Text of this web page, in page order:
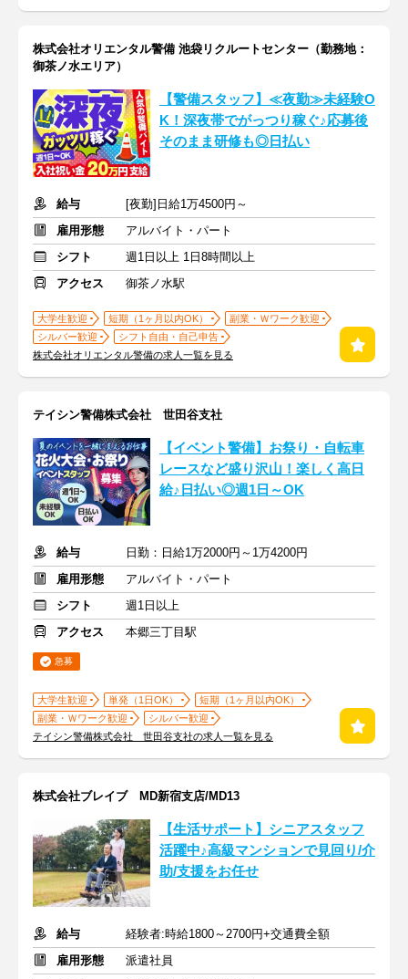
株式会社オリエンタル警備 池袋リクルートセンター（勤務地：
御茶ノ水エリア）
【警備スタッフ】≪夜勤≫未経験O
K！深夜帯でがっつり稼ぐ♪応募後
そのまま研修も◎日払い
給与
[夜勤]日給1万4500円～
雇用形態
アルバイト・パート
シフト
週1日以上 1日8時間以上
アクセス
御茶ノ水駅
大学生歓迎 短期（1ヶ月以内OK）
副業・Ｗワーク歓迎
シルバー歓迎
シフト自由・自己申告
株式会社オリエンタル警備の求人一覧を見る
テイシン警備株式会社 世田谷支社
【イベント警備】お祭り・自転車
レースなど盛り沢山！楽しく高日
給♪日払い◎週1日～OK
給与
日勤：日給1万2000円～1万4200円
雇用形態
アルバイト・パート
シフト
週1日以上
アクセス
本郷三丁目駅
急募
大学生歓迎 単発（1日OK）
短期（1ヶ月以内OK）
副業・Ｗワーク歓迎
シルバー歓迎
テイシン警備株式会社 世田谷支社の求人一覧を見る
株式会社ブレイブ MD新宿支店/MD13
【生活サポート】シニアスタッフ
活躍中♪高級マンションで見回り/介
助/支援をお任せ
給与
経験者:時給1800～2700円+交通費全額
雇用形態
派遣社員